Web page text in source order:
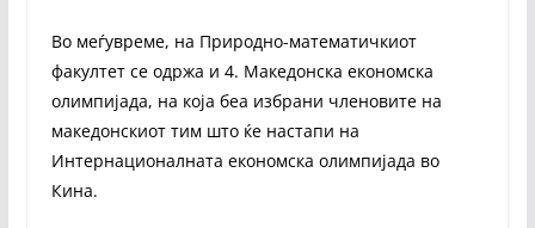
Во меѓувреме, на Природно-математичкиот
факултет се одржа и 4. Македонска економска
олимпијада, на која беа избрани членовите на
македонскиот тим што ќе настапи на
Интернационалната економска олимпијада во
Кина.